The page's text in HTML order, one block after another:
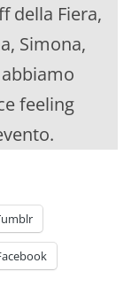
della Fiera,
Simona,
feeling